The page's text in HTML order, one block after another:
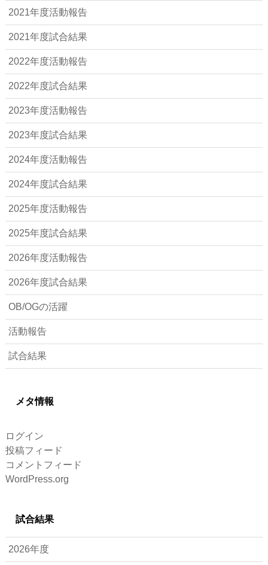
2021年度活動報告
2021年度試合結果
2022年度活動報告
2022年度試合結果
2023年度活動報告
2023年度試合結果
2024年度活動報告
2024年度試合結果
2025年度活動報告
2025年度試合結果
2026年度活動報告
2026年度試合結果
OB/OGの活躍
活動報告
試合結果
メタ情報
ログイン
投稿フィード
コメントフィード
WordPress.org
試合結果
2026年度